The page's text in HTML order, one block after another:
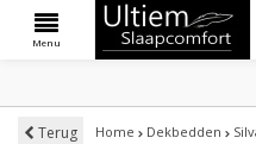
Menu
Terug Home Dekbedden